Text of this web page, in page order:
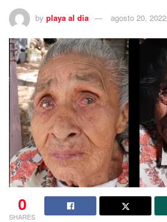
by playa al dia agosto 20, 2022
0
SHARES